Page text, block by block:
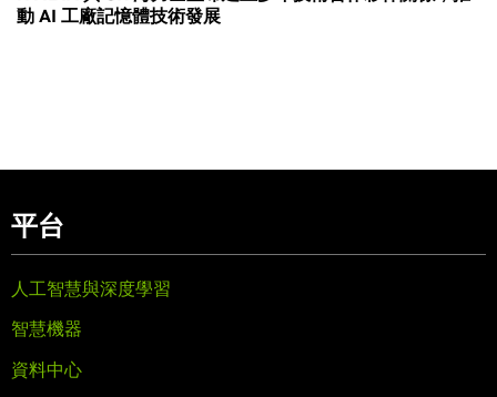
動 AI 工廠記憶體技術發展
平台
人工智慧與深度學習
智慧機器
資料中心